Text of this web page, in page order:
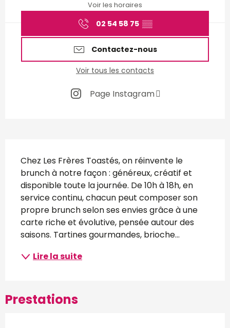
Voir les horaires
02 54 58 75 ▒▒
Contactez-nous
Voir tous les contacts
Page Instagram
Description
Chez Les Frères Toastés, on réinvente le
brunch à notre façon : généreux, créatif et
disponible toute la journée. De 10h à 18h, en
service continu, chacun peut composer son
propre brunch selon ses envies grâce à une
carte riche et évolutive, pensée autour des
saisons. Tartines gourmandes, brioche...
Lire la suite
Prestations